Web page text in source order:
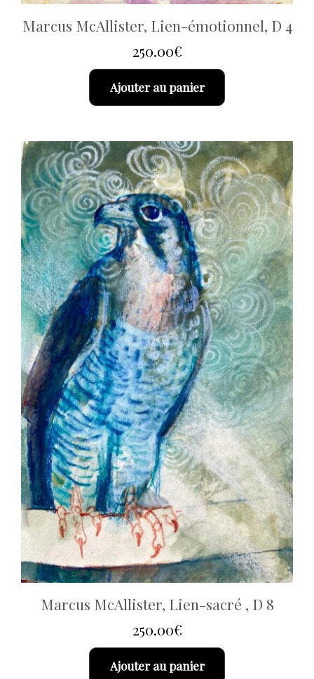
Marcus McAllister, Lien-émotionnel, D 4
250.00€
Ajouter au panier
Marcus McAllister, Lien-sacré , D 8
250.00€
Ajouter au panier